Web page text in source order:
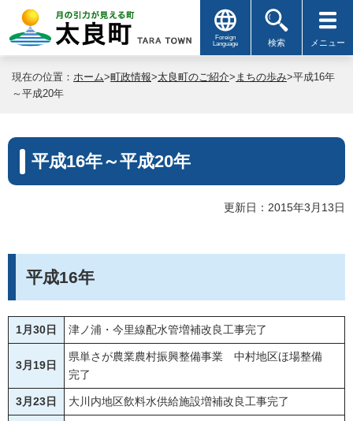
Foreign
Language
検索 メニュー
現在の位置： ホーム>町政情報>太良町のご紹介> まちの歩み>平成16年
～平成20年
平成16年～平成20年
更新日：2015年3月13日
平成16年
1月30日 津ノ浦・今里線配水管増補改良工事完了
3月19日
県単さが農業農村振興整備事業 中村地区ほ場整備
完了
3月23日 大川内地区飲料水供給施設増補改良工事完了